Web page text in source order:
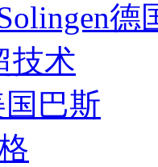
德
技术
国巴斯